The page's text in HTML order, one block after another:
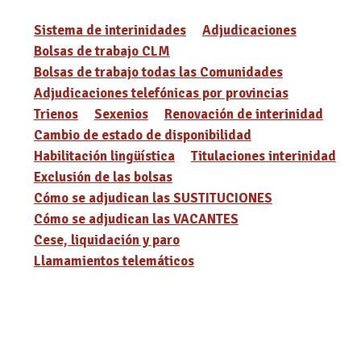
Sistema de interinidades
Adjudicaciones
Bolsas de trabajo CLM
Bolsas de trabajo todas las Comunidades
Adjudicaciones telefónicas por provincias
Trienos
Sexenios
Renovación de interinidad
Cambio de estado de disponibilidad
Habilitación lingüística
Titulaciones interinidad
Exclusión de las bolsas
Cómo se adjudican las SUSTITUCIONES
Cómo se adjudican las VACANTES
Cese, liquidación y paro
Llamamientos telemáticos